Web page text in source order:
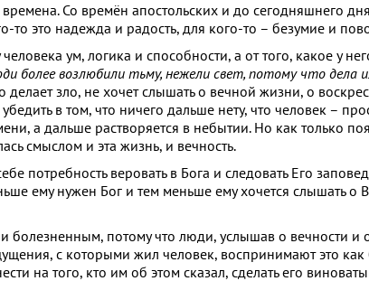
Со времён апостольских и до сегодняшнего
это надежда и радость, для кого-то – безумие и
ум, логика и способности, а от того, какое у
более возлюбили тьму, нежели свет, потому что дела
зло, не хочет слышать о вечной жизни, о
в том, что ничего дальше нету, что человек –
а дальше растворяется в небытии. Но как только
смыслом и эта жизнь, и вечность.
потребность веровать в Бога и следовать Его
ему нужен Бог и тем меньше ему хочется слышать о
потому что люди, услышав о вечности и
с которыми жил человек, воспринимают это
на того, кто им об этом сказал, сделать его